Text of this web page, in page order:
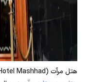
هتل مرآت (Merat Hotel Mashhad):